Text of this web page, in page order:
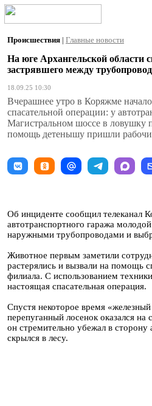
Происшествия | Главные новости
На юге Архангельской области
застрявшего между
18.09.25 10:30
Вчерашнее утро в Коряжме
спасательной операции: у
Магистральном шоссе в ловушку
помощь детенышу пришли
Об инциденте сообщил телеканал
автотранспортного гаража
наружными трубопроводами и
Животное первым заметили
растерялись и вызвали на помощь
филиала. С использованием
настоящая спасательная операция.
Спустя некоторое время
перепуганный лосенок оказался на
он стремительно убежал в сторону
скрылся в лесу.